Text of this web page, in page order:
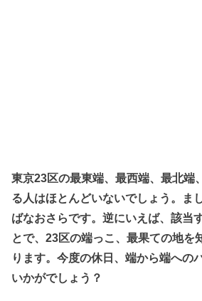
東京23区の最東端、最西端、最北端
る人はほとんどいないでしょう。ま
ばなおさらです。逆にいえば、該当
とで、23区の端っこ、最果ての地を
ります。今度の休日、端から端への
いかがでしょう？